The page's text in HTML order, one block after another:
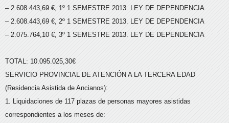
– 2.608.443,69 €, 1º 1 SEMESTRE 2013. LEY DE DEPENDENCIA
– 2.608.443,69 €, 2º 1 SEMESTRE 2013. LEY DE DEPENDENCIA
– 2.075.764,10 €, 3º 1 SEMESTRE 2013. LEY DE DEPENDENCIA
TOTAL: 10.095.025,30€
SERVICIO PROVINCIAL DE ATENCIÓN A LA TERCERA EDAD
(Residencia Asistida de Ancianos):
1. Liquidaciones de 117 plazas de personas mayores asistidas
correspondientes a los meses de: